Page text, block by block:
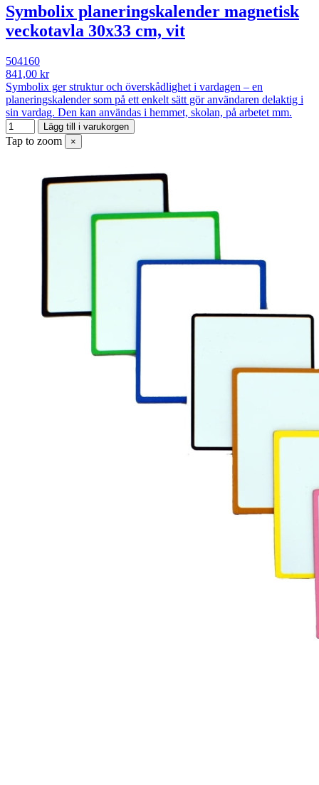
Symbolix planeringskalender magnetisk
veckotavla 30x33 cm, vit
504160
841,00 kr
Symbolix ger struktur och överskådlighet i vardagen – en
planeringskalender som på ett enkelt sätt gör användaren delaktig i
sin vardag. Den kan användas i hemmet, skolan, på arbetet mm.
Lägg till i varukorgen
Tap to zoom ×